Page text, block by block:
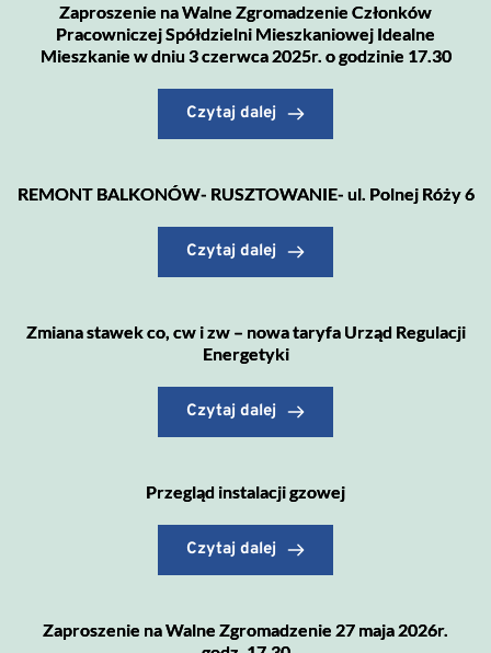
Zaproszenie na Walne Zgromadzenie Członków
Pracowniczej Spółdzielni Mieszkaniowej Idealne
Mieszkanie w dniu 3 czerwca 2025r. o godzinie 17.30
Czytaj dalej
REMONT BALKONÓW- RUSZTOWANIE- ul. Polnej Róży 6
Czytaj dalej
Zmiana stawek co, cw i zw – nowa taryfa Urząd Regulacji
Energetyki
Czytaj dalej
Przegląd instalacji gzowej
Czytaj dalej
Zaproszenie na Walne Zgromadzenie 27 maja 2026r.